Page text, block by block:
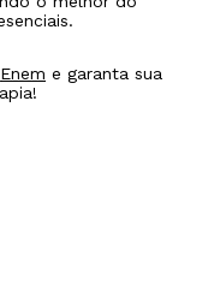
Enem e garanta sua